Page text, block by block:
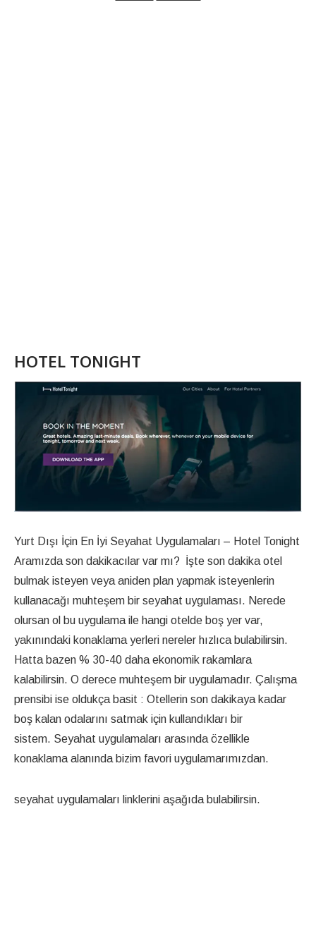
HOTEL TONIGHT
Yurt Dışı İçin En İyi Seyahat Uygulamaları – Hotel Tonight
Aramızda son dakikacılar var mı? İşte son dakika otel
bulmak isteyen veya aniden plan yapmak isteyenlerin
kullanacağı muhteşem bir seyahat uygulaması. Nerede
olursan ol bu uygulama ile hangi otelde boş yer var,
yakınındaki konaklama yerleri nereler hızlıca bulabilirsin.
Hatta bazen % 30-40 daha ekonomik rakamlara
kalabilirsin. O derece muhteşem bir uygulamadır. Çalışma
prensibi ise oldukça basit : Otellerin son dakikaya kadar
boş kalan odalarını satmak için kullandıkları bir
sistem. Seyahat uygulamaları arasında özellikle
konaklama alanında bizim favori uygulamarımızdan.
seyahat uygulamaları linklerini aşağıda bulabilirsin.